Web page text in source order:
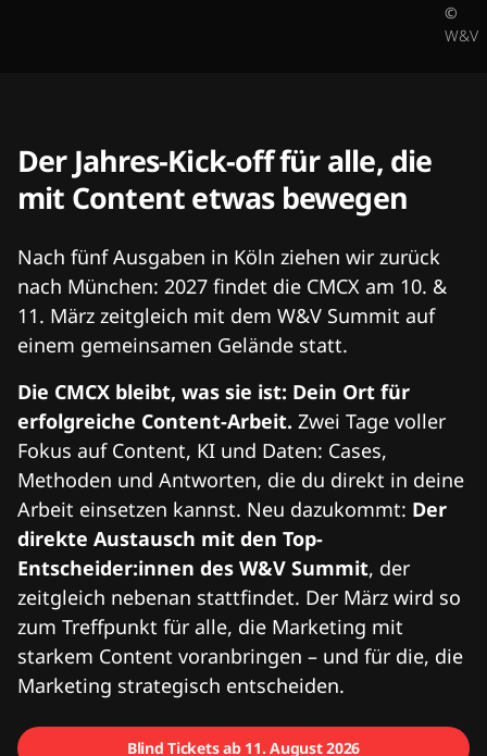
©
W&V
Der Jahres-Kick-off für alle, die
mit Content etwas bewegen
Nach fünf Ausgaben in Köln ziehen wir zurück
nach München: 2027 findet die CMCX am 10. &
11. März zeitgleich mit dem W&V Summit auf
einem gemeinsamen Gelände statt.
Die CMCX bleibt, was sie ist: Dein Ort für
erfolgreiche Content-Arbeit. Zwei Tage voller
Fokus auf Content, KI und Daten: Cases,
Methoden und Antworten, die du direkt in deine
Arbeit einsetzen kannst. Neu dazukommt: Der
direkte Austausch mit den Top-
Entscheider:innen des W&V Summit, der
zeitgleich nebenan stattfindet. Der März wird so
zum Treffpunkt für alle, die Marketing mit
starkem Content voranbringen – und für die, die
Marketing strategisch entscheiden.
Blind Tickets ab 11. August 2026